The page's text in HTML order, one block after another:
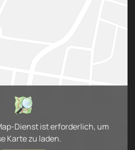
Dienst ist erforderlich, um
Karte zu laden.